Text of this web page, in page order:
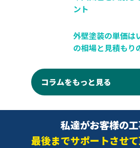
ント
外壁塗装の単価は
の相場と見積もり
コラムをもっと見る
私達がお客様の
最後までサポートさせて